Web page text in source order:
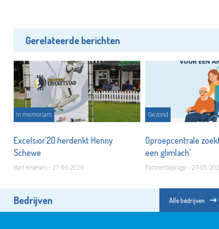
Gerelateerde berichten
In memoriam
Excelsior'20 herdenkt Henny
Schewe
Bart Kroesen - 27-06-2026
Gezond
Oproepcentrale
een glimlach'
Partnerbijdrage - 27-05-
Bedrijven Alle bedrijven